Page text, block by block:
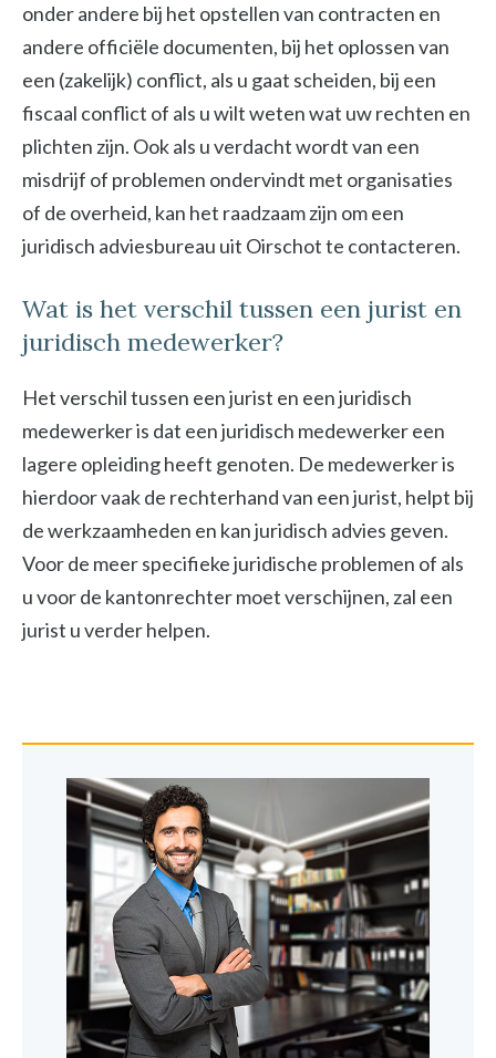
onder andere bij het opstellen van contracten en
andere officiële documenten, bij het oplossen van
een (zakelijk) conflict, als u gaat scheiden, bij een
fiscaal conflict of als u wilt weten wat uw rechten en
plichten zijn. Ook als u verdacht wordt van een
misdrijf of problemen ondervindt met organisaties
of de overheid, kan het raadzaam zijn om een
juridisch adviesbureau uit Oirschot te contacteren.
Wat is het verschil tussen een jurist en
juridisch medewerker?
Het verschil tussen een jurist en een juridisch
medewerker is dat een juridisch medewerker een
lagere opleiding heeft genoten. De medewerker is
hierdoor vaak de rechterhand van een jurist, helpt bij
de werkzaamheden en kan juridisch advies geven.
Voor de meer specifieke juridische problemen of als
u voor de kantonrechter moet verschijnen, zal een
jurist u verder helpen.